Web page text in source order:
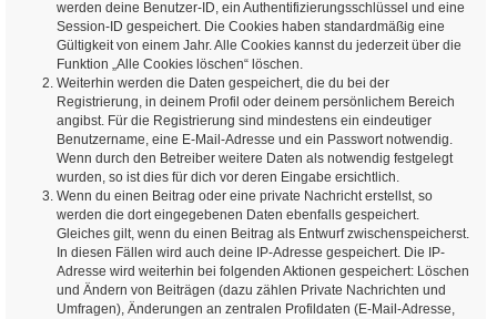
werden deine Benutzer-ID, ein Authentifizierungsschlüssel und eine
Session-ID gespeichert. Die Cookies haben standardmäßig eine
Gültigkeit von einem Jahr. Alle Cookies kannst du jederzeit über die
Funktion „Alle Cookies löschen“ löschen.
Weiterhin werden die Daten gespeichert, die du bei der
Registrierung, in deinem Profil oder deinem persönlichem Bereich
angibst. Für die Registrierung sind mindestens ein eindeutiger
Benutzername, eine E-Mail-Adresse und ein Passwort notwendig.
Wenn durch den Betreiber weitere Daten als notwendig festgelegt
wurden, so ist dies für dich vor deren Eingabe ersichtlich.
Wenn du einen Beitrag oder eine private Nachricht erstellst, so
werden die dort eingegebenen Daten ebenfalls gespeichert.
Gleiches gilt, wenn du einen Beitrag als Entwurf zwischenspeicherst.
In diesen Fällen wird auch deine IP-Adresse gespeichert. Die IP-
Adresse wird weiterhin bei folgenden Aktionen gespeichert: Löschen
und Ändern von Beiträgen (dazu zählen Private Nachrichten und
Umfragen), Änderungen an zentralen Profildaten (E-Mail-Adresse,